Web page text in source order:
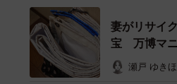
妻がリサイ
宝 万博マニ
瀬戸 ゆきほ